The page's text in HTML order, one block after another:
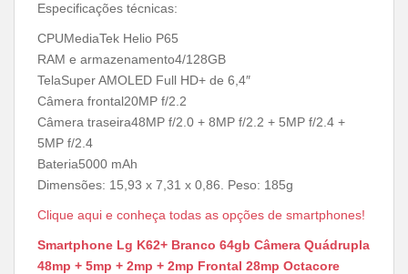
Especificações técnicas:
CPUMediaTek Helio P65
RAM e armazenamento4/128GB
TelaSuper AMOLED Full HD+ de 6,4″
Câmera frontal20MP f/2.2
Câmera traseira48MP f/2.0 + 8MP f/2.2 + 5MP f/2.4 +
5MP f/2.4
Bateria5000 mAh
Dimensões: 15,93 x 7,31 x 0,86. Peso: 185g
Clique aqui e conheça todas as opções de smartphones!
Smartphone Lg K62+ Branco 64gb Câmera Quádrupla
48mp + 5mp + 2mp + 2mp Frontal 28mp Octacore